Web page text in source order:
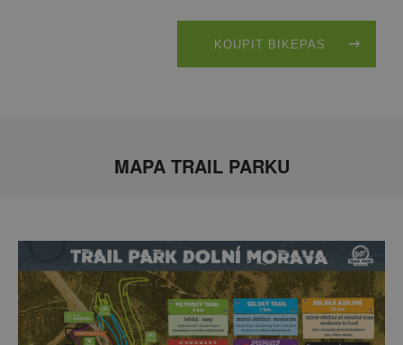
KOUPIT BIKEPAS
MAPA TRAIL PARKU